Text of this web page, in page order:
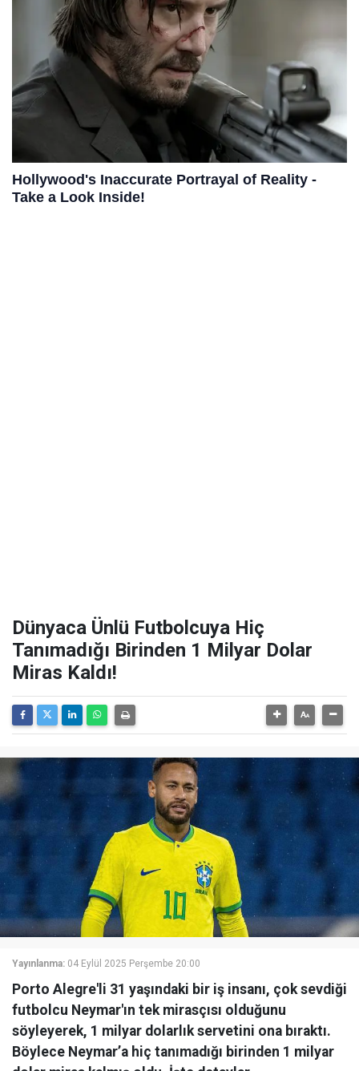
Dünyaca Ünlü Futbolcuya Hiç
Tanımadığı Birinden 1 Milyar Dolar
Miras Kaldı!
Yayınlanma: 04 Eylül 2025 Perşembe 20:00
Porto Alegre'li 31 yaşındaki bir iş insanı, çok sevdiği
futbolcu Neymar'ın tek mirasçısı olduğunu
söyleyerek, 1 milyar dolarlık servetini ona bıraktı.
Böylece Neymar’a hiç tanımadığı birinden 1 milyar